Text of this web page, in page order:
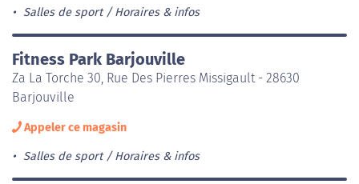
Salles de sport Horaires & infos
Fitness Park Barjouville
Za La Torche 30, Rue Des Pierres Missigault - 28630
Barjouville
Appeler ce magasin
Salles de sport Horaires & infos